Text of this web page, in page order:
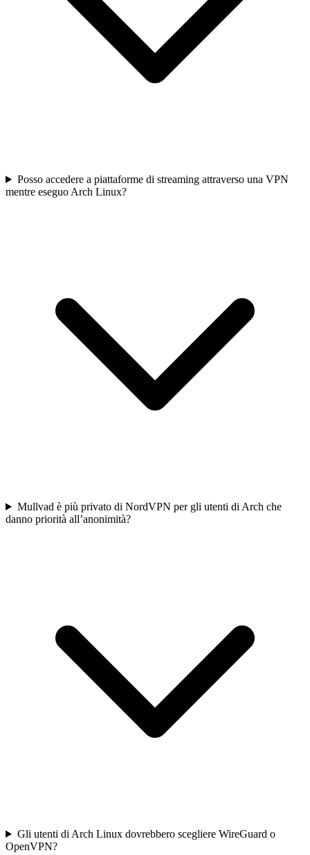
Posso accedere a piattaforme di streaming attraverso una VPN
mentre eseguo Arch Linux?
Mullvad è più privato di NordVPN per gli utenti di Arch che
danno priorità all’anonimità?
Gli utenti di Arch Linux dovrebbero scegliere WireGuard o
OpenVPN?